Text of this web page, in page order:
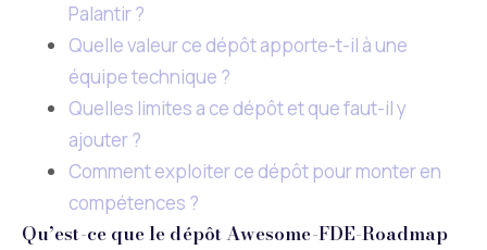
Palantir ?
Quelle valeur ce dépôt apporte-t-il à une
équipe technique ?
Quelles limites a ce dépôt et que faut-il y
ajouter ?
Comment exploiter ce dépôt pour monter en
compétences ?
Qu’est-ce que le dépôt Awesome-FDE-Roadmap